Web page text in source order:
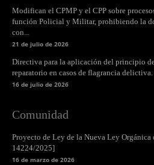
Modifican el CPMP y el CPP sobre
función Policial y Militar, prohibiendo la
con...
21 de julio de 2026
Directiva para la aplicación del principio
reparatorio en casos de flagrancia
16 de julio de 2026
Comunidad
Proyecto de Ley de la Nueva Ley
14224/2025]
16 de marzo de 2026